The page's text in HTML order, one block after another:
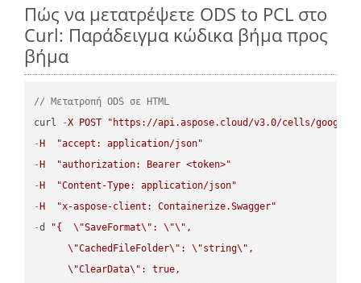
Πώς να μετατρέψετε ODS to PCL στο
Curl: Παράδειγμα κώδικα βήμα προς
βήμα
// Μετατροπή ODS σε HTML
curl
-X POST
"https://api.aspose.cloud/v3.0/cells/
- H
"accept: application/json"
- H
"authorization: Bearer <token>"
- H
"Content-Type: application/json"
- H
"x-aspose-client: Containerize.Swagger"
-d "{ \"SaveFormat\" : \"\" ,
\"CachedFileFolder\" : \"string\" ,
\"ClearData\" : true,